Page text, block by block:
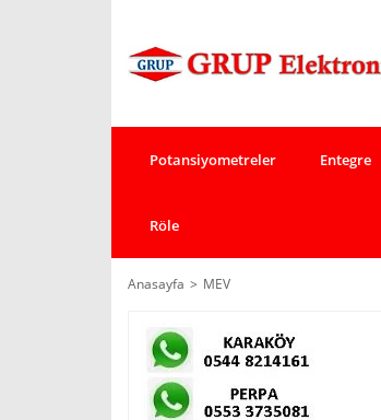
Potansiyometreler Entegre
Röle
Anasayfa MEV